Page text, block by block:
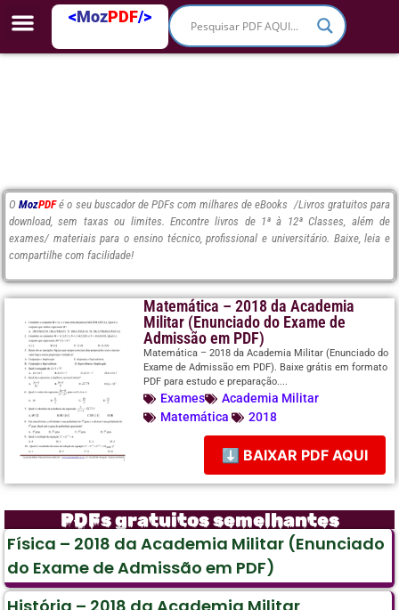
<MozPDF/>
OMozPDF é o seu buscador de PDFs com milhares de eBooks /Livros gratuitos para
download, sem taxas ou limites. Encontre livros de 1ª à 12ª Classes, além de
exames/ materiais para o ensino técnico, profissional e universitário. Baixe, leia e
compartilhe com facilidade!
Matemática – 2018 da Academia
Militar (Enunciado do Exame de
Admissão em PDF)
Matemática – 2018 da Academia Militar (Enunciado do
Exame de Admissão em PDF). Baixe grátis em formato
PDF para estudo e preparação....
Exames
Academia Militar
Matemática
2018
⬇ BAIXAR PDF AQUI
PDFs gratuitos semelhantes
Física – 2018 da Academia Militar (Enunciado
do Exame de Admissão em PDF)